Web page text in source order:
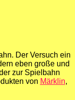
Der Versuch ein
eben große und
zur Spielbahn
von Märklin,